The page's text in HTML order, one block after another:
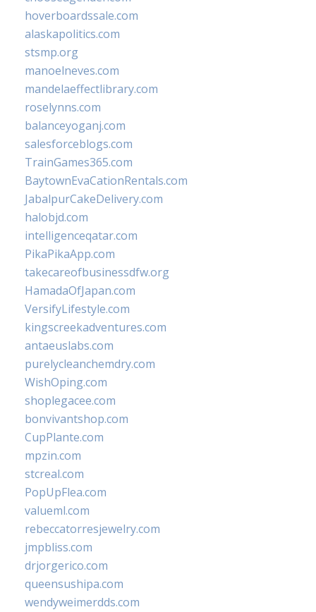
hoverboardssale.com
alaskapolitics.com
stsmp.org
manoelneves.com
mandelaeffectlibrary.com
roselynns.com
balanceyoganj.com
salesforceblogs.com
TrainGames365.com
BaytownEvaCationRentals.com
JabalpurCakeDelivery.com
halobjd.com
intelligenceqatar.com
PikaPikaApp.com
takecareofbusinessdfw.org
HamadaOfJapan.com
VersifyLifestyle.com
kingscreekadventures.com
antaeuslabs.com
purelycleanchemdry.com
WishOping.com
shoplegacee.com
bonvivantshop.com
CupPlante.com
mpzin.com
stcreal.com
PopUpFlea.com
valueml.com
rebeccatorresjewelry.com
jmpbliss.com
drjorgerico.com
queensushipa.com
wendyweimerdds.com